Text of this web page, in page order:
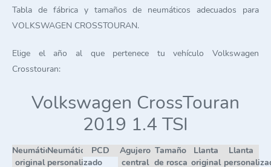
Tabla de fábrica y tamaños de neumáticos adecuados para
VOLKSWAGEN CROSSTOURAN.
Elige el año al que pertenece tu vehículo Volkswagen
Crosstouran:
Volkswagen CrossTouran
2019 1.4 TSI
Neumático
original
Neumático
personalizado
PCD
Agujero
central
Tamaño
de rosca
Llanta
original
Llanta